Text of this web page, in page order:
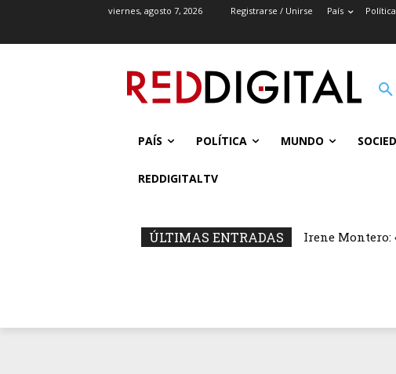
viernes, agosto 7, 2026 Registrarse / Unirse País Política
PAÍS POLÍTICA MUNDO
REDDIGITALTV
ÚLTIMAS ENTRADAS Irene Montero: